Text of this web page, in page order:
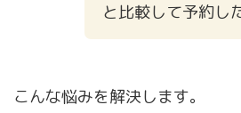
と比較して予約し
こんな悩みを解決します。